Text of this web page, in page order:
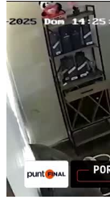
00:00/